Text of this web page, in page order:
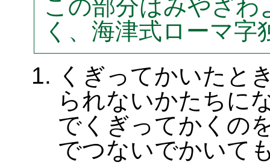
この部分はみやざ
く、海津式ローマ
くぎってかいたと
られないかたちに
でくぎってかくの
でつないでかいて